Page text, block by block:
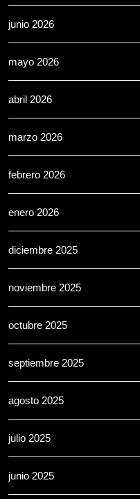
junio 2026
mayo 2026
abril 2026
marzo 2026
febrero 2026
enero 2026
diciembre 2025
noviembre 2025
octubre 2025
septiembre 2025
agosto 2025
julio 2025
junio 2025